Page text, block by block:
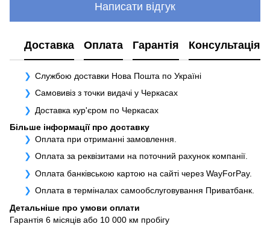
Написати відгук
Доставка Оплата Гарантія Консультація
Службою доставки Нова Пошта по Україні
Самовивіз з точки видачі у Черкасах
Доставка кур'єром по Черкасах
Більше інформації про доставку
Оплата при отриманні замовлення.
Оплата за реквізитами на поточний рахунок компанії.
Оплата банківською картою на сайті через WayForPay.
Оплата в терміналах самообслуговування Приватбанк.
Детальніше про умови оплати
Гарантія 6 місяців або 10 000 км пробігу